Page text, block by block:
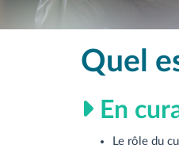
Quel
En
Le rôle du